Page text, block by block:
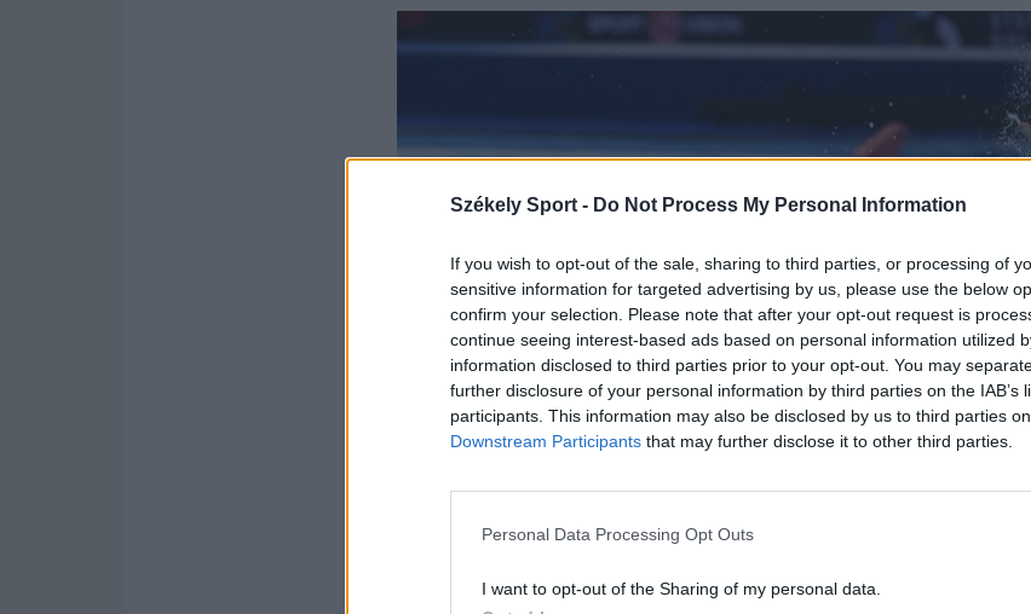
Székely Sport - Do Not Process My Personal Information
If you wish to opt-out of the sale, sharing to third parties, or processing of
sensitive information for targeted advertising by us, please use the below
confirm your selection. Please note that after your opt-out request is
continue seeing interest-based ads based on personal information utilized
information disclosed to third parties prior to your opt-out. You may
further disclosure of your personal information by third parties on the IAB’s
participants. This information may also be disclosed by us to third parties
Downstream Participants that may further disclose it to other third parties.
Personal Data Processing Opt Outs
I want to opt-out of the Sharing of my personal data.
Fotó: MTI/Czeglédi Zsolt
Vigvári Vince 24 másodpercen belül kétszer is betalált, előbb